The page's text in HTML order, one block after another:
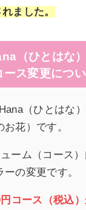
ました。
（ひとはな
ース変更につ
（ひとはな
花）です。
ーム（コース
の変更です。
コース（税込